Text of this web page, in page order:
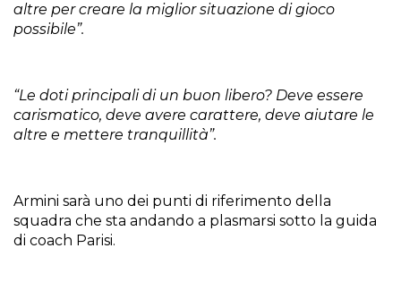
altre per creare la miglior situazione di gioco
possibile”.
“Le doti principali di un buon libero? Deve essere
carismatico, deve avere carattere, deve aiutare le
altre e mettere tranquillità”.
Armini sarà uno dei punti di riferimento della
squadra che sta andando a plasmarsi sotto la guida
di coach Parisi.